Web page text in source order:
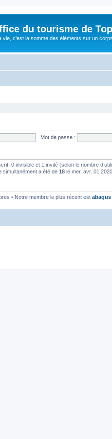
du tourisme de
vie, c'est la somme des éléments sur un
Mot de passe :
0 invisible et 1 invité (selon le nombre
simultanément a été de 18 le mer. avr. 01
• Notre membre le plus récent est abaqus